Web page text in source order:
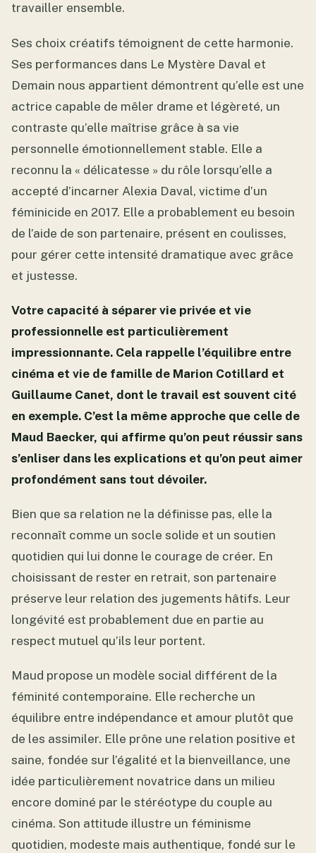
travailler ensemble.
Ses choix créatifs témoignent de cette harmonie.
Ses performances dans Le Mystère Daval et
Demain nous appartient démontrent qu’elle est une
actrice capable de mêler drame et légèreté, un
contraste qu’elle maîtrise grâce à sa vie
personnelle émotionnellement stable. Elle a
reconnu la « délicatesse » du rôle lorsqu’elle a
accepté d’incarner Alexia Daval, victime d’un
féminicide en 2017. Elle a probablement eu besoin
de l’aide de son partenaire, présent en coulisses,
pour gérer cette intensité dramatique avec grâce
et justesse.
Votre capacité à séparer vie privée et vie
professionnelle est particulièrement
impressionnante. Cela rappelle l’équilibre entre
cinéma et vie de famille de Marion Cotillard et
Guillaume Canet, dont le travail est souvent cité
en exemple. C’est la même approche que celle de
Maud Baecker, qui affirme qu’on peut réussir sans
s’enliser dans les explications et qu’on peut aimer
profondément sans tout dévoiler.
Bien que sa relation ne la définisse pas, elle la
reconnaît comme un socle solide et un soutien
quotidien qui lui donne le courage de créer. En
choisissant de rester en retrait, son partenaire
préserve leur relation des jugements hâtifs. Leur
longévité est probablement due en partie au
respect mutuel qu’ils leur portent.
Maud propose un modèle social différent de la
féminité contemporaine. Elle recherche un
équilibre entre indépendance et amour plutôt que
de les assimiler. Elle prône une relation positive et
saine, fondée sur l’égalité et la bienveillance, une
idée particulièrement novatrice dans un milieu
encore dominé par le stéréotype du couple au
cinéma. Son attitude illustre un féminisme
quotidien, modeste mais authentique, fondé sur le